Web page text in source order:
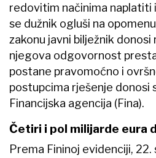
redovitim načinima naplatiti
se dužnik ogluši na
zakonu javni bilježnik donosi
njegova odgovornost
postane pravomoćno i
postupcima rješenje donosi
Financijska agencija (Fina).
Četiri i pol milijarde eura
Prema Fininoj evidenciji,